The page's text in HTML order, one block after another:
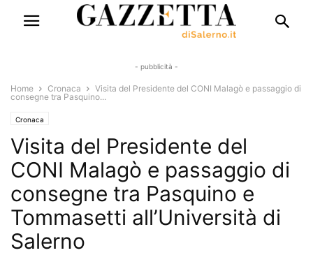
- pubblicità -
Home Cronaca
Visita del Presidente del CONI Malagò e passaggio di
consegne tra Pasquino...
Cronaca
Visita del Presidente del
CONI Malagò e passaggio di
consegne tra Pasquino e
Tommasetti all’Università di
Salerno